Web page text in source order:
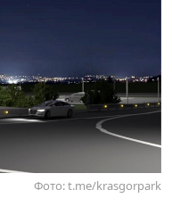
Фото: t.me/krasgorpark